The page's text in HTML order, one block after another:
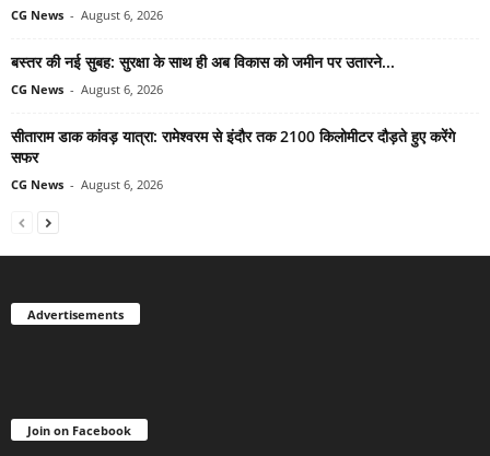
CG News - August 6, 2026
बस्तर की नई सुबह: सुरक्षा के साथ ही अब विकास को जमीन पर उतारने...
CG News - August 6, 2026
सीताराम डाक कांवड़ यात्रा: रामेश्वरम से इंदौर तक 2100 किलोमीटर दौड़ते हुए करेंगे
सफर
CG News - August 6, 2026
Advertisements
Join on Facebook